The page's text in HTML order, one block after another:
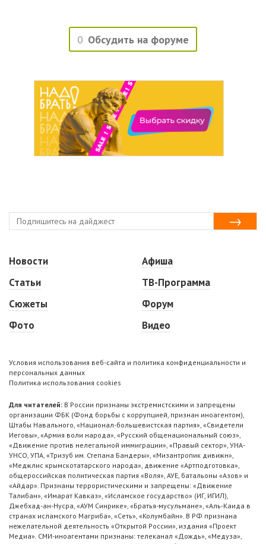
0 Обсудить на форуме
Новости
Статьи
Сюжеты
Фото
Афиша
ТВ-Программа
Форум
Видео
Условия использования веб-сайта и политика конфиденциальности и
персональных данных
Политика использования cookies
Для читателей: В России признаны экстремистскими и запрещены
организации ФБК (Фонд борьбы с коррупцией, признан иноагентом),
Штабы Навального, «Национал-большевистская партия», «Свидетели
Иеговы», «Армия воли народа», «Русский общенациональный союз»,
«Движение против нелегальной иммиграции», «Правый сектор», УНА-
УНСО, УПА, «Тризуб им. Степана Бандеры», «Мизантропик дивижн»,
«Меджлис крымскотатарского народа», движение «Артподготовка»,
общероссийская политическая партия «Воля», АУЕ, батальоны «Азов» и
«Айдар». Признаны террористическими и запрещены: «Движение
Талибан», «Имарат Кавказ», «Исламское государство» (ИГ, ИГИЛ),
Джебхад-ан-Нусра, «АУМ Синрике», «Братья-мусульмане», «Аль-Каида в
странах исламского Магриба», «Сеть», «Колумбайн». В РФ признана
нежелательной деятельность «Открытой России», издания «Проект
Медиа». СМИ-иноагентами признаны: телеканал «Дождь», «Медуза»,